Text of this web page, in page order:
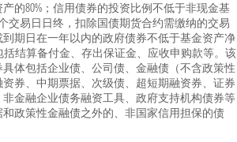
的80%；信用债券的投资比例不低于非现金基
交易日日终，扣除国债期货合约需缴纳的交易
期日在一年以内的政府债券不低于基金资产净
括结算备付金、存出保证金、应收申购款等。该
体包括企业债、公司债、金融债（不含政策性
券、中期票据、次级债、超短期融资券、证券
金融企业债务融资工具、政府支持机构债券等
政策性金融债之外的、非国家信用担保的债